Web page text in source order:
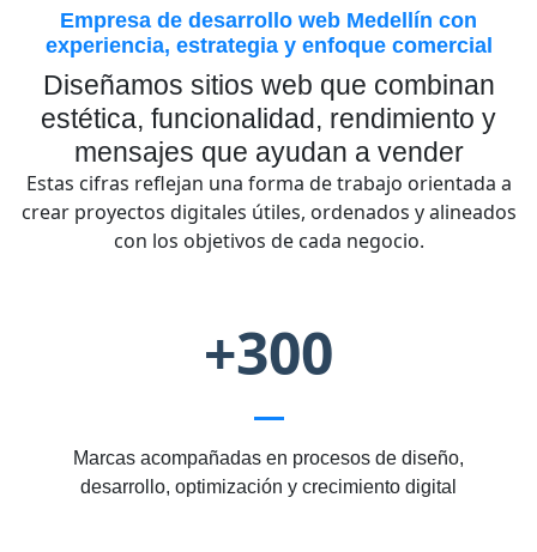
Empresa de desarrollo web Medellín con
experiencia, estrategia y enfoque comercial
Diseñamos sitios web que combinan
estética, funcionalidad, rendimiento y
mensajes que ayudan a vender
Estas cifras reflejan una forma de trabajo orientada a
crear proyectos digitales útiles, ordenados y alineados
con los objetivos de cada negocio.
+300
Marcas acompañadas en procesos de diseño,
desarrollo, optimización y crecimiento digital